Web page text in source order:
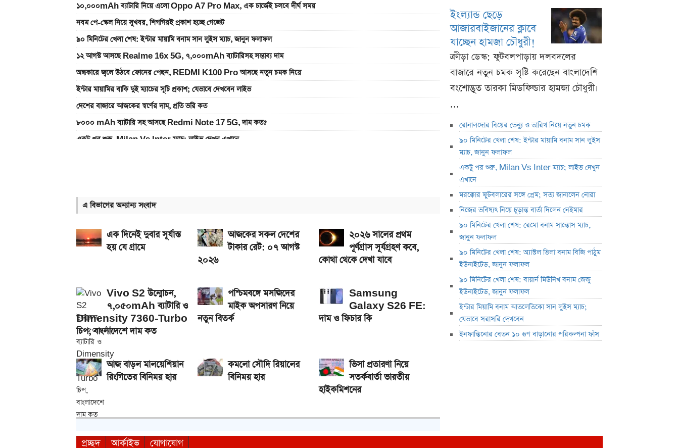
১০,০০০mAh ব্যাটারি নিয়ে এলো Oppo A7 Pro Max, এক চার্জেই চলবে দীর্ঘ সময়
নবম পে-স্কেল নিয়ে সুখবর, শিগগিরই প্রকাশ হচ্ছে গেজেট
৯০ মিনিটের খেলা শেষ: ইন্টার মায়ামি বনাম সান লুইস ম্যাচ, জানুন ফলাফল
১২ আগস্ট আসছে Realme 16x 5G, ৭,০০০mAh ব্যাটারিসহ সম্ভাব্য দাম
অন্ধকারে জ্বলে উঠবে ফোনের পেছন, REDMI K100 Pro আসছে নতুন চমক নিয়ে
ইন্টার মায়ামির বাকি দুই ম্যাচের সূচি প্রকাশ; যেভাবে দেখবেন লাইভ
দেশের বাজারে আজকের স্বর্ণের দাম, প্রতি ভরি কত
৮০০০ mAh ব্যাটারি সহ আসছে Redmi Note 17 5G, দাম কত?
একটু পর শুরু, Milan Vs Inter ম্যাচ; লাইভ দেখুন এখানে
গ্যাসের দাম নিয়ে সুখবর, যা জানাল পেট্রোবাংলা
এ বিভাগের অন্যান্য সংবাদ
এক দিনেই দুবার সূর্যাস্ত
হয় যে গ্রামে
আজকের সকল দেশের
টাকার রেট: ০৭ আগস্ট
২০২৬
২০২৬ সালের প্রথম
পূর্ণগ্রাস সূর্যগ্রহণ কবে,
কোথা থেকে দেখা যাবে
Vivo S2 উন্মোচন,
৭,০৫০mAh ব্যাটারি ও
Dimensity 7360-Turbo
চিপ, বাংলাদেশে দাম কত
পশ্চিমবঙ্গে মসজিদের
মাইক অপসারণ নিয়ে
নতুন বিতর্ক
Samsung
Galaxy S26 FE:
দাম ও ফিচার কি
আজ বাড়ল মালয়েশিয়ান
রিংগিতের বিনিময় হার
কমলো সৌদি রিয়ালের
বিনিময় হার
ভিসা প্রতারণা নিয়ে
সতর্কবার্তা ভারতীয়
হাইকমিশনের
ইংল্যান্ড ছেড়ে
আজারবাইজানের ক্লাবে
যাচ্ছেন হামজা চৌধুরী!
ক্রীড়া ডেস্ক: ফুটবলপাড়ায় দলবদলের
বাজারে নতুন চমক সৃষ্টি করেছেন বাংলাদেশি
বংশোদ্ভূত তারকা মিডফিল্ডার হামজা চৌধুরী।
...
রোনালদোর বিয়ের ভেন্যু ও তারিখ নিয়ে নতুন চমক
৯০ মিনিটের খেলা শেষ: ইন্টার মায়ামি বনাম সান লুইস
ম্যাচ, জানুন ফলাফল
একটু পর শুরু, Milan Vs Inter ম্যাচ; লাইভ দেখুন
এখানে
মরক্কোর ফুটবলারের সঙ্গে প্রেম; সত্য জানালেন নোরা
নিজের ভবিষ্যৎ নিয়ে চূড়ান্ত বার্তা দিলেন নেইমার
৯০ মিনিটের খেলা শেষ: রেমো বনাম সান্তোস ম্যাচ,
জানুন ফলাফল
৯০ মিনিটের খেলা শেষ: অ্যাস্টল ভিলা বনাম বিজি পাঠুম
ইউনাইটেড, জানুন ফলাফল
৯০ মিনিটের খেলা শেষ: বায়ার্ন মিউনিখ বনাম জেজু
ইউনাইটেড, জানুন ফলাফল
ইন্টার মিয়ামি বনাম আতলেতিকো সান লুইস ম্যাচ;
যেভাবে সরাসরি দেখবেন
ইনফান্তিনোর বেতন ১০ গুণ বাড়ানোর পরিকল্পনা ফাঁস
প্রচ্ছদ আর্কাইভ যোগাযোগ